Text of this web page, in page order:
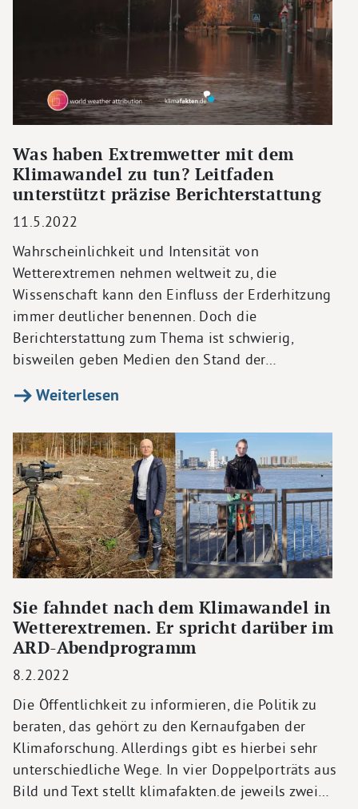
Was haben Extremwetter mit dem
Klimawandel zu tun? Leitfaden
unterstützt präzise Berichterstattung
11.5.2022
Wahrscheinlichkeit und Intensität von
Wetterextremen nehmen weltweit zu, die
Wissenschaft kann den Einfluss der Erderhitzung
immer deutlicher benennen. Doch die
Berichterstattung zum Thema ist schwierig,
bisweilen geben Medien den Stand der…
Weiterlesen
Sie fahndet nach dem Klimawandel in
Wetterextremen. Er spricht darüber im
ARD-Abendprogramm
8.2.2022
Die Öffentlichkeit zu informieren, die Politik zu
beraten, das gehört zu den Kernaufgaben der
Klimaforschung. Allerdings gibt es hierbei sehr
unterschiedliche Wege. In vier Doppelporträts aus
Bild und Text stellt klimafakten.de jeweils zwei…